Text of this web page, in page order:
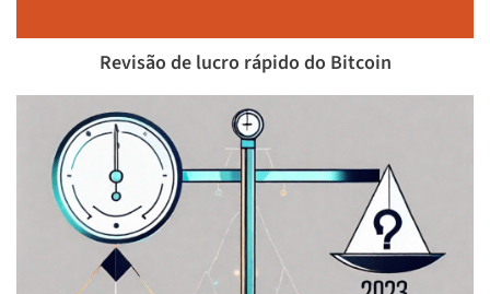
Revisão de lucro rápido do Bitcoin